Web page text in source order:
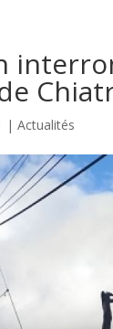
| Actualités